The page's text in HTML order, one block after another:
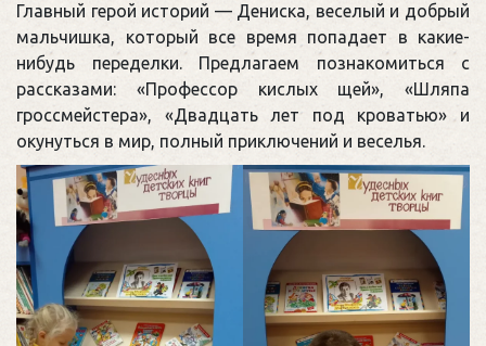
Главный герой историй — Дениска, веселый и добрый
мальчишка, который все время попадает в какие-
нибудь переделки. Предлагаем познакомиться с
рассказами: «Профессор кислых щей», «Шляпа
гроссмейстера», «Двадцать лет под кроватью» и
окунуться в мир, полный приключений и веселья.